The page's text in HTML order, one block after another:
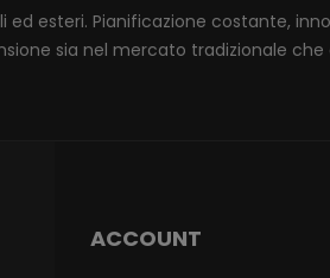
ed esteri. Pianificazione costante,
sia nel mercato tradizionale
ACCOUNT